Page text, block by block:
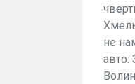
не
авто.